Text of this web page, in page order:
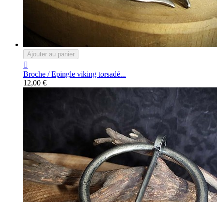
Ajouter au panier

Broche / Epingle viking torsadé...
12,00 €